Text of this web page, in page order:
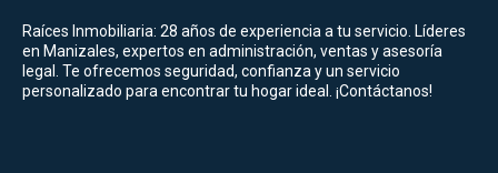
Raíces Inmobiliaria: 28 años de experiencia a tu servicio. Líderes
en Manizales, expertos en administración, ventas y asesoría
legal. Te ofrecemos seguridad, confianza y un servicio
personalizado para encontrar tu hogar ideal. ¡Contáctanos!